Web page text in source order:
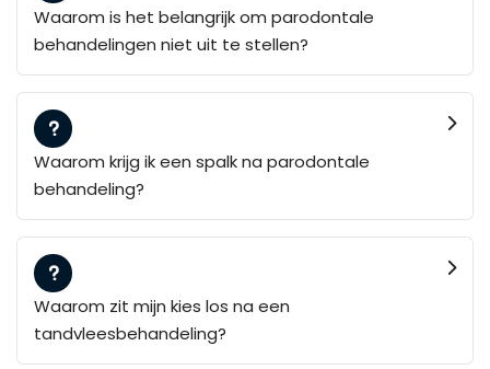
Waarom is het belangrijk om parodontale
behandelingen niet uit te stellen?
Waarom krijg ik een spalk na parodontale
behandeling?
Waarom zit mijn kies los na een
tandvleesbehandeling?